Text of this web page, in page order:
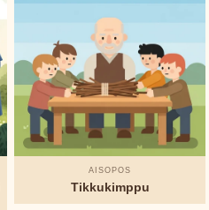
AISOPOS
Tikkukimppu